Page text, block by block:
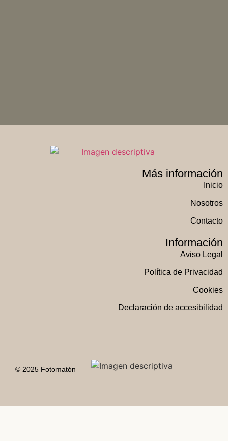
Más información
Inicio
Nosotros
Contacto
Información
Aviso Legal
Política de Privacidad
Cookies
Declaración de accesibilidad
© 2025 Fotomatón